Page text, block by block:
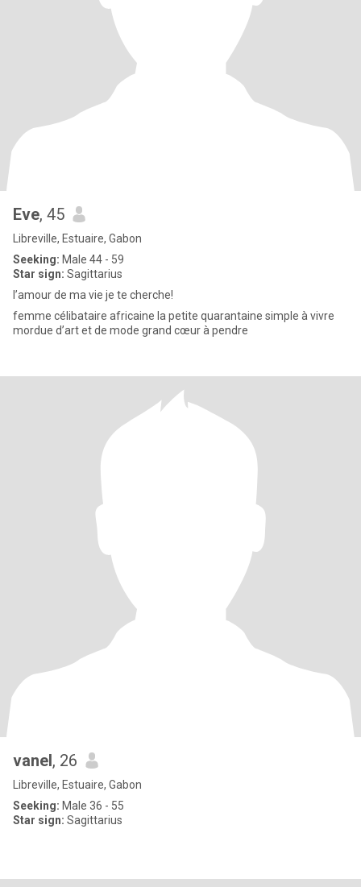
Eve, 45
Libreville, Estuaire, Gabon
Seeking: Male 44 - 59
Star sign: Sagittarius
l’amour de ma vie je te cherche!
femme célibataire africaine la petite quarantaine simple à vivre
mordue d’art et de mode grand cœur à pendre
vanel, 26
Libreville, Estuaire, Gabon
Seeking: Male 36 - 55
Star sign: Sagittarius